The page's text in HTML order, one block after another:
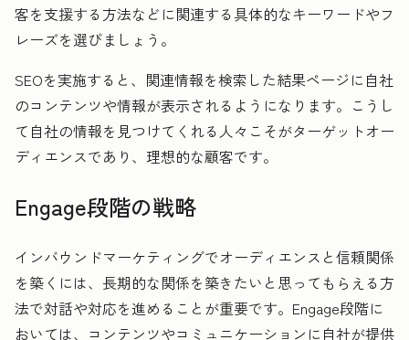
客を支援する方法などに関連する具体的なキーワードやフ
レーズを選びましょう。
SEOを実施すると、関連情報を検索した結果ページに自社
のコンテンツや情報が表示されるようになります。こうし
て自社の情報を見つけてくれる人々こそがターゲットオー
ディエンスであり、理想的な顧客です。
Engage段階の戦略
インバウンドマーケティングでオーディエンスと信頼関係
を築くには、長期的な関係を築きたいと思ってもらえる方
法で対話や対応を進めることが重要です。Engage段階に
おいては、コンテンツやコミュニケーションに自社が提供